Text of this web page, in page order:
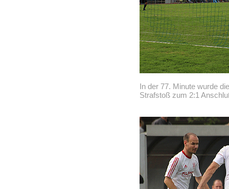
In der 77. Minute wurde
Strafstoß zum 2:1